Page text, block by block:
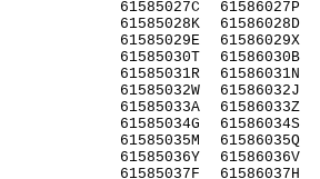
61585027C
61585028K
61585029E
61585030T
61585031R
61585032W
61585033A
61585034G
61585035M
61585036Y
61585037F
61586027P
61586028D
61586029X
61586030B
61586031N
61586032J
61586033Z
61586034S
61586035Q
61586036V
61586037H